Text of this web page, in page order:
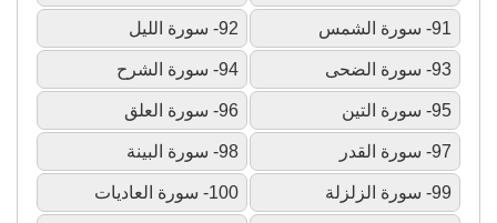
91- سورة الشمس 92- سورة الليل
93- سورة الضحى 94- سورة الشرح
95- سورة التين 96- سورة العلق
97- سورة القدر 98- سورة البينة
99- سورة الزلزلة 100- سورة العاديات